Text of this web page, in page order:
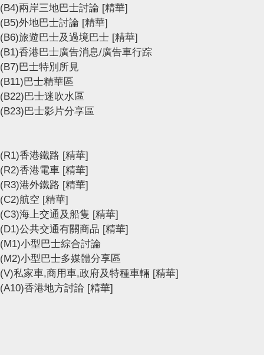
(B4)兩岸三地巴士討論 [精華]
(B5)外地巴士討論 [精華]
(B6)旅遊巴士及過境巴士 [精華]
(B1)香港巴士廣告消息/廣告車行踪
(B7)巴士特別所見
(B11)巴士精華區
(B22)巴士迷吹水區
(B23)巴士影片分享區
(R1)香港鐵路 [精華]
(R2)香港電車 [精華]
(R3)港外鐵路 [精華]
(C2)航空 [精華]
(C3)海上交通及船隻 [精華]
(D1)公共交通有關商品 [精華]
(M1)小型巴士綜合討論
(M2)小型巴士多媒體分享區
(V)私家車,商用車,政府及特種車輛 [精華]
(A10)香港地方討論 [精華]